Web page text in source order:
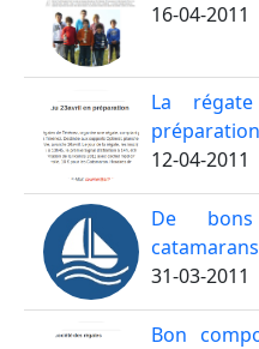
16-04-2011
La
préparation
12-04-2011
De
catamarans
31-03-2011
Bon